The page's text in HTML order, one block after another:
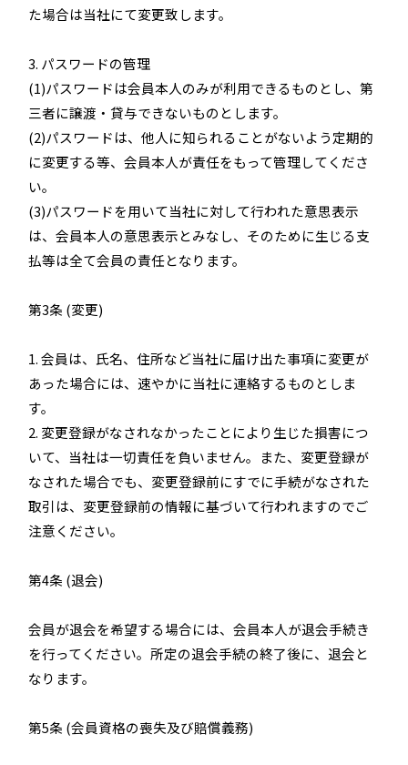
た場合は当社にて変更致します。
3. パスワードの管理
(1)パスワードは会員本人のみが利用できるものとし、第
三者に譲渡・貸与できないものとします。
(2)パスワードは、他人に知られることがないよう定期的
に変更する等、会員本人が責任をもって管理してくださ
い。
(3)パスワードを用いて当社に対して行われた意思表示
は、会員本人の意思表示とみなし、そのために生じる支
払等は全て会員の責任となります。
第3条 (変更)
1. 会員は、氏名、住所など当社に届け出た事項に変更が
あった場合には、速やかに当社に連絡するものとしま
す。
2. 変更登録がなされなかったことにより生じた損害につ
いて、当社は一切責任を負いません。また、変更登録が
なされた場合でも、変更登録前にすでに手続がなされた
取引は、変更登録前の情報に基づいて行われますのでご
注意ください。
第4条 (退会)
会員が退会を希望する場合には、会員本人が退会手続き
を行ってください。所定の退会手続の終了後に、退会と
なります。
第5条 (会員資格の喪失及び賠償義務)